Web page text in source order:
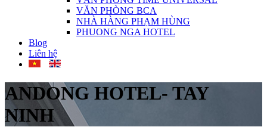
VĂN PHÒNG BCA
NHÀ HÀNG PHẠM HÙNG
PHUONG NGA HOTEL
Blog
Liên hệ
ANDONG HOTEL- TAY
NINH